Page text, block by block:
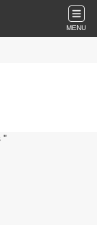
MENU